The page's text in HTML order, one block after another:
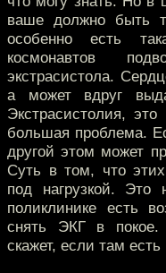
ваше должно быть
особенно есть
космонавтов
экстрасистола.
а может вдруг
Экстрасистолия,
большая проблема.
другой этом может
Суть в том, что
под нагрузкой. Это
поликлинике есть
снять ЭКГ в покое.
скажет, если там